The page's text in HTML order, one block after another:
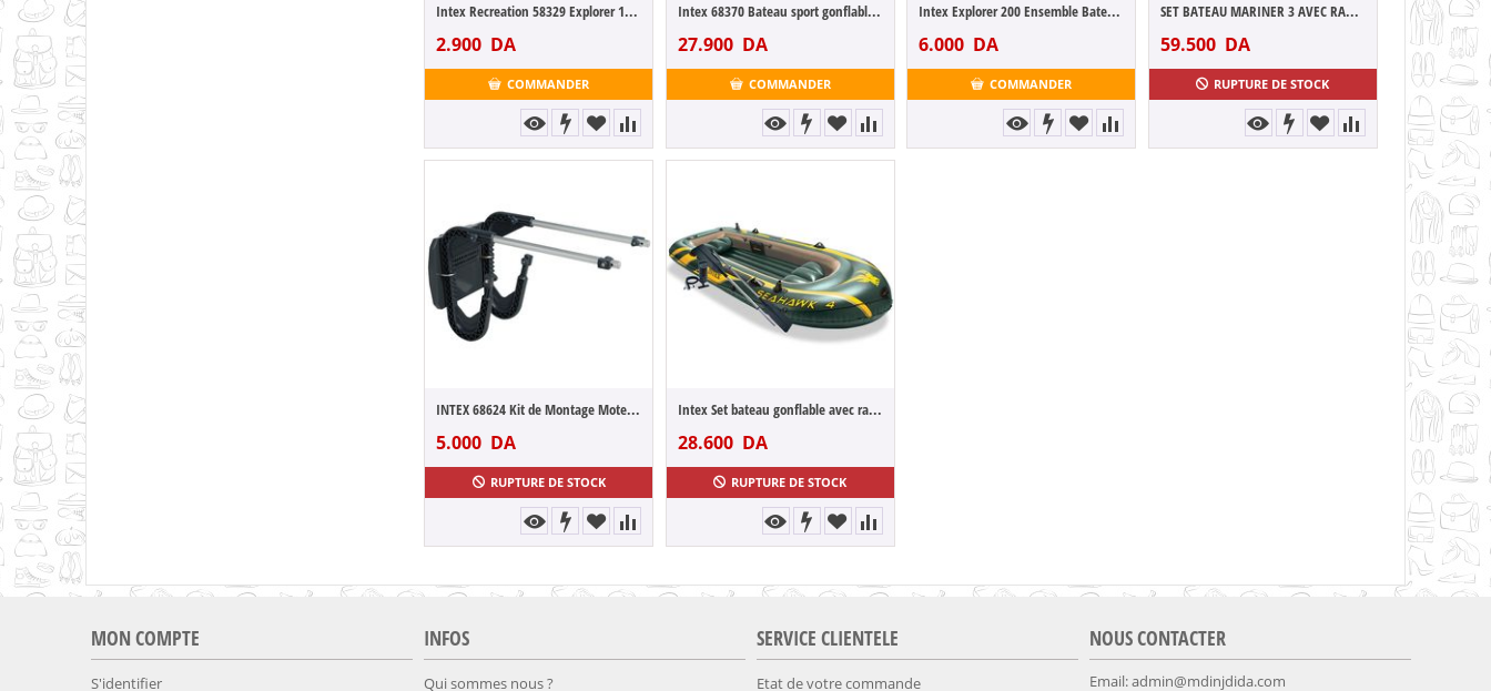
Intex Recreation 58329 Explorer 100 1 per...
2.900 DA
COMMANDER
Intex 68370 Bateau sport gonflable Challe...
27.900 DA
COMMANDER
Intex Explorer 200 Ensemble Bateau (5833...
6.000 DA
COMMANDER
SET BATEAU MARINER 3 AVEC RAMES + GONFLEU...
59.500 DA
RUPTURE DE STOCK
INTEX 68624 Kit de Montage Moteur Hors-Bo...
5.000 DA
RUPTURE DE STOCK
Intex Set bateau gonflable avec rames + p...
28.600 DA
RUPTURE DE STOCK
MON COMPTE
S'identifier
INFOS
Qui sommes nous ?
SERVICE CLIENTELE
Etat de votre commande
NOUS CONTACTER
Email:admin@mdinjdida.com